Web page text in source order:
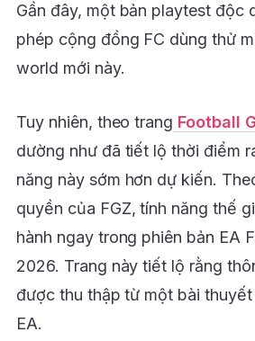
Gần đây, một bản playtest độc
phép cộng đồng FC dùng thử
world mới này.
Tuy nhiên, theo trang Football
dường như đã tiết lộ thời điểm
năng này sớm hơn dự kiến.
quyền của FGZ, tính năng thế
hành ngay trong phiên bản EA
2026. Trang này tiết lộ rằng
được thu thập từ một bài
EA.